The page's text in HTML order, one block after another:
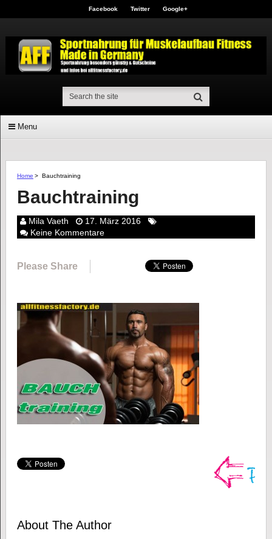
Facebook Twitter Google+
Menu
Home > Bauchtraining
Bauchtraining
Mila Vaeth
17. März 2016
Keine Kommentare
Please Share
About The Author